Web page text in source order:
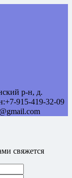
р-н, д.
+7-915-419-32-09
свяжется